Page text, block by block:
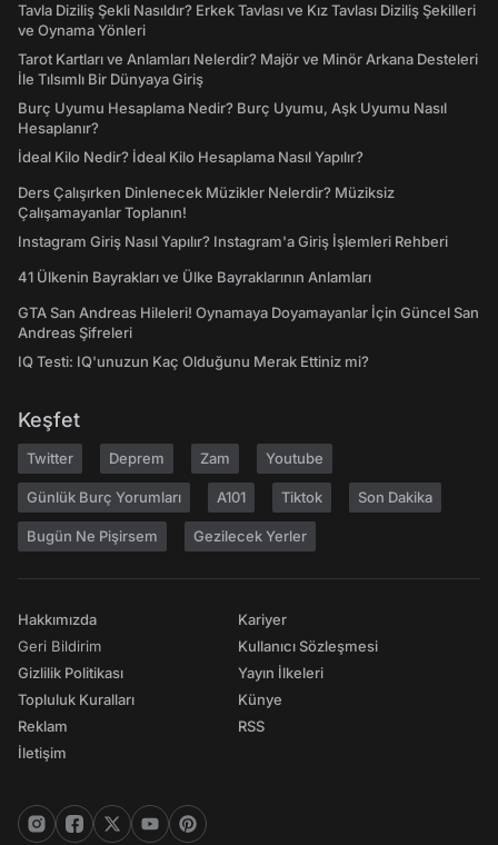
Tavla Diziliş Şekli Nasıldır? Erkek Tavlası ve Kız Tavlası Diziliş Şekilleri
ve Oynama Yönleri
Tarot Kartları ve Anlamları Nelerdir? Majör ve Minör Arkana Desteleri
İle Tılsımlı Bir Dünyaya Giriş
Burç Uyumu Hesaplama Nedir? Burç Uyumu, Aşk Uyumu Nasıl
Hesaplanır?
İdeal Kilo Nedir? İdeal Kilo Hesaplama Nasıl Yapılır?
Ders Çalışırken Dinlenecek Müzikler Nelerdir? Müziksiz
Çalışamayanlar Toplanın!
Instagram Giriş Nasıl Yapılır? Instagram'a Giriş İşlemleri Rehberi
41 Ülkenin Bayrakları ve Ülke Bayraklarının Anlamları
GTA San Andreas Hileleri! Oynamaya Doyamayanlar İçin Güncel San
Andreas Şifreleri
IQ Testi: IQ'unuzun Kaç Olduğunu Merak Ettiniz mi?
Keşfet
Twitter Deprem Zam Youtube
Günlük Burç Yorumları A101 Tiktok Son Dakika
Bugün Ne Pişirsem Gezilecek Yerler
Hakkımızda
Geri Bildirim
Gizlilik Politikası
Topluluk Kuralları
Reklam
İletişim
Kariyer
Kullanıcı Sözleşmesi
Yayın İlkeleri
Künye
RSS